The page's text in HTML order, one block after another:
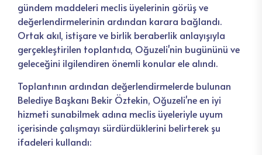
gündem maddeleri meclis üyelerinin görüş ve
değerlendirmelerinin ardından karara bağlandı.
Ortak akıl, istişare ve birlik beraberlik anlayışıyla
gerçekleştirilen toplantıda, Oğuzeli'nin bugününü ve
geleceğini ilgilendiren önemli konular ele alındı.
Toplantının ardından değerlendirmelerde bulunan
Belediye Başkanı Bekir Öztekin, Oğuzeli'ne en iyi
hizmeti sunabilmek adına meclis üyeleriyle uyum
içerisinde çalışmayı sürdürdüklerini belirterek şu
ifadeleri kullandı: